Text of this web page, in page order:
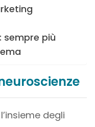
sempre più
degli